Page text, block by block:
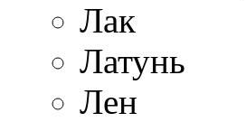
Лак
Латунь
Лен